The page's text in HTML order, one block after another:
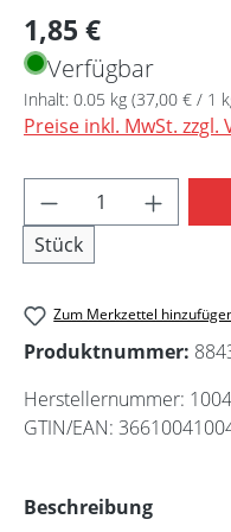
Regulärer Preis:
1,85 €
Verfügbar
Inhalt: 0.05 kg (37,00 € / 1
Preise inkl. MwSt. zzgl.
Produkt
Stück
Zum Merkzettel
Produktnummer:
Herstellernummer:
GTIN/EAN:
Beschreibung